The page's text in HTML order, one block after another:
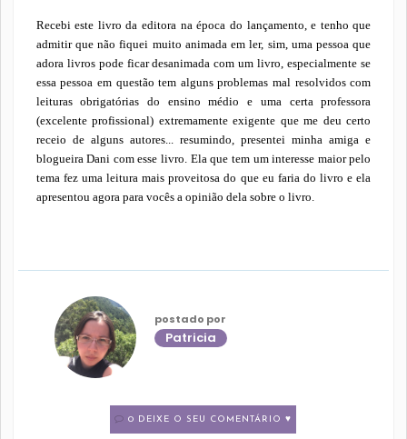
Recebi este livro da editora na época do lançamento, e tenho que
admitir que não fiquei muito animada em ler, sim, uma pessoa que
adora livros pode ficar desanimada com um livro, especialmente se
essa pessoa em questão tem alguns problemas mal resolvidos com
leituras obrigatórias do ensino médio e uma certa professora
(excelente profissional) extremamente exigente que me deu certo
receio de alguns autores... resumindo, presentei minha amiga e
blogueira Dani com esse livro. Ela que tem um interesse maior pelo
tema fez uma leitura mais proveitosa do que eu faria do livro e ela
apresentou agora para vocês a opinião dela sobre o livro.
postado por
Patricia
0 DEIXE O SEU COMENTÁRIO ♥